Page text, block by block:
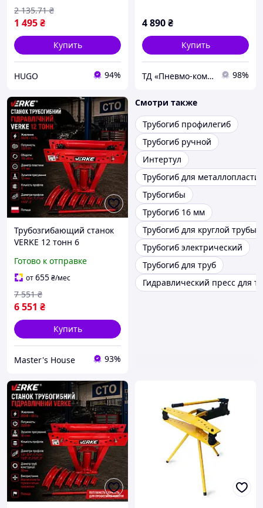
1 495₴
2 135.71 ₴
Купить
HUGO 94%
4 890₴
Купить
ТД «Пневмо-комплект» 98%
Трубозгибающий станок
VERKE 12 тонн 6
труб Трубиб для
профильных труб Трубиб
гидравлический Польша
Готово к отправке
от655₴/мес
6 551 ₴
7 551 ₴
Купить
Master's House 93%
Смотри также
Трубогиб профилегиб
Трубогиб ручной
Интертул
Трубогиб для
Трубогибы
Трубогиб 16 мм
Трубогиб для круглой трубы
Трубогиб электрический
Трубогиб для труб
Гидравлический пресс для